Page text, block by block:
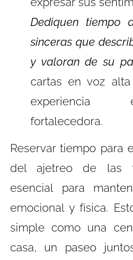
Dediquen tiempo
sinceras que
y valoran de su
cartas en voz
fortalecedora.
Reservar tiempo para
del ajetreo de las
esencial para
emocional y física.
simple como una
casa, un paseo